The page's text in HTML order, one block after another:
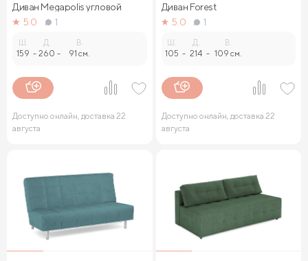
Диван Megapolis угловой
5.0
1
Ш.
159 -
Д.
260 -
В.
91 см.
Доступно онлайн, доставка 22
августа
Диван Forest
5.0
1
Ш.
105 -
Д.
214 -
В.
109 см.
Доступно онлайн, доставка 22
августа